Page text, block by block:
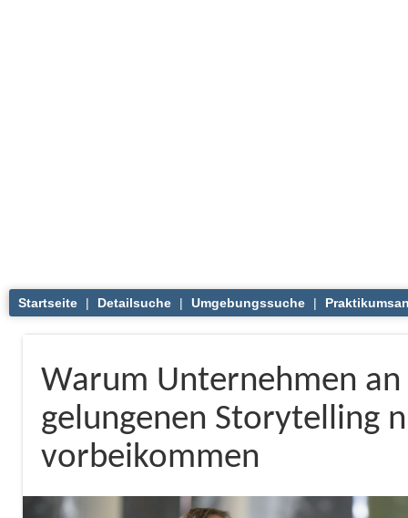
Startseite | Detailsuche | Umgebungssuche |
Warum Unternehmen
gelungenen Storytelling
vorbeikommen